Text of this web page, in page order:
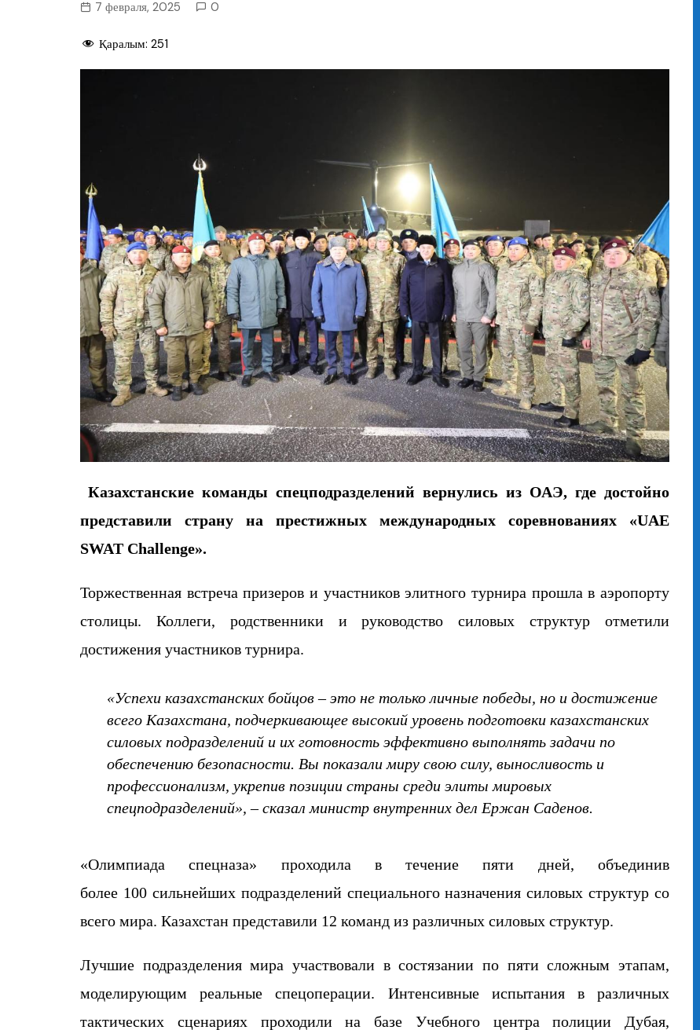
7 февраля, 2025 0
Қаралым: 251
Казахстанские команды спецподразделений вернулись из ОАЭ, где достойно
представили страну на престижных международных соревнованиях «UAE
SWAT Challenge».
Торжественная встреча призеров и участников элитного турнира прошла в аэропорту
столицы. Коллеги, родственники и руководство силовых структур отметили
достижения участников турнира.
«Успехи казахстанских бойцов – это не только личные победы, но и достижение
всего Казахстана, подчеркивающее высокий уровень подготовки казахстанских
силовых подразделений и их готовность эффективно выполнять задачи по
обеспечению безопасности. Вы показали миру свою силу, выносливость и
профессионализм, укрепив позиции страны среди элиты мировых
спецподразделений»,–сказал министр внутренних дел Ержан Саденов.
«Олимпиада спецназа» проходила в течение пяти дней, объединив
более 100 сильнейших подразделений специального назначения силовых структур со
всего мира. Казахстан представили 12 команд из различных силовых структур.
Лучшие подразделения мира участвовали в состязании по пяти сложным этапам,
моделирующим реальные спецоперации. Интенсивные испытания в различных
тактических сценариях проходилина базе Учебного центра полиции Дубая,